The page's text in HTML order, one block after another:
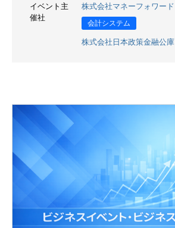
イベント主
催社
株式会社マネーフォワード
会計システム
株式会社日本政策金融公庫